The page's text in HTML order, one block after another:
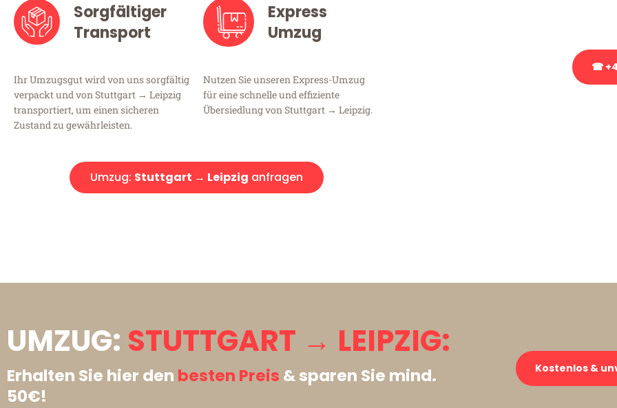
Sorgfältiger
Transport
Ihr Umzugsgut wird von uns sorgfältig
verpackt und von Stuttgart → Leipzig
transportiert, um einen sicheren
Zustand zu gewährleisten.
Express
Umzug
Nutzen Sie unseren Express-Umzug
für eine schnelle und effiziente
Übersiedlung von Stuttgart → Leipzig.
Umzug: Stuttgart → Leipzig anfragen
☎
UMZUG: STUTTGART → LEIPZIG:
Erhalten Sie hier den besten Preis & sparen Sie mind.
50€!
Kostenlos &